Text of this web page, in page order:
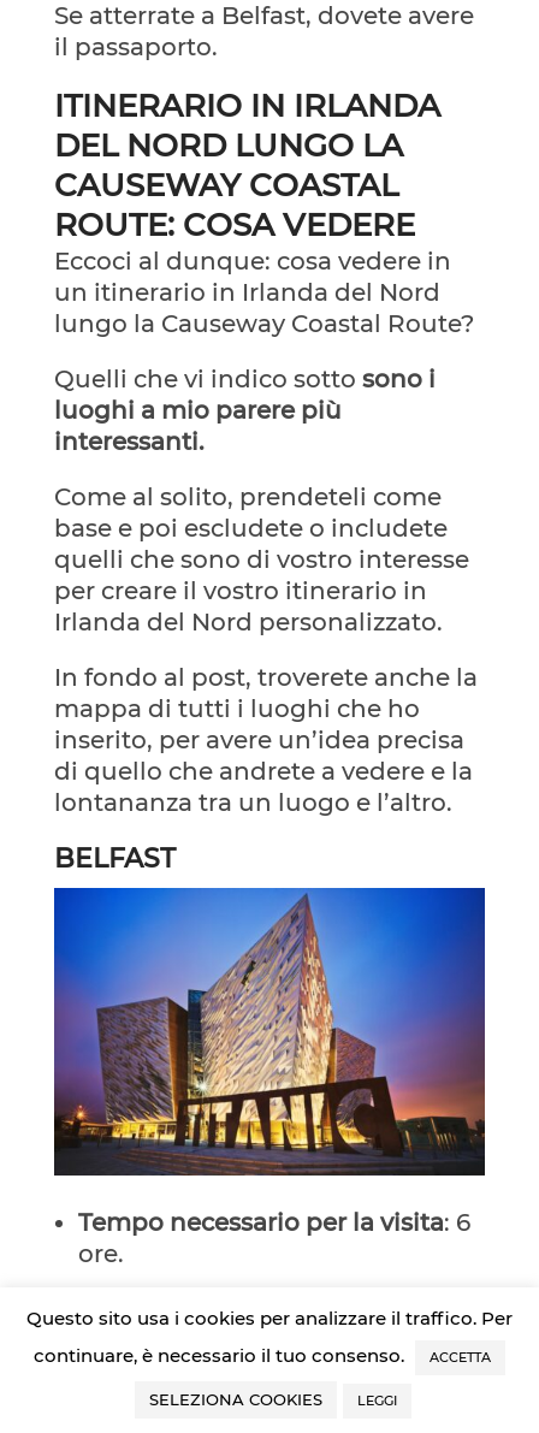
Se atterrate a Belfast, dovete avere
il passaporto.
ITINERARIO IN IRLANDA
DEL NORD LUNGO LA
CAUSEWAY COASTAL
ROUTE: COSA VEDERE
Eccoci al dunque: cosa vedere in
un itinerario in Irlanda del Nord
lungo la Causeway Coastal Route?
Quelli che vi indico sotto sono i
luoghi a mio parere più
interessanti.
Come al solito, prendeteli come
base e poi escludete o includete
quelli che sono di vostro interesse
per creare il vostro itinerario in
Irlanda del Nord personalizzato.
In fondo al post, troverete anche la
mappa di tutti i luoghi che ho
inserito, per avere un’idea precisa
di quello che andrete a vedere e la
lontananza tra un luogo e l’altro.
BELFAST
Tempo necessario per la visita: 6
ore.
La Causeway Coastal Routeinizia a
Belfast
, quindi è giusto trascorrere
capitale dell’Irlanda del Nord.
Questo sito usa i cookies per analizzare il traffico. Per
continuare, è necessario il tuo consenso.
ACCETTA
SELEZIONA COOKIES LEGGI